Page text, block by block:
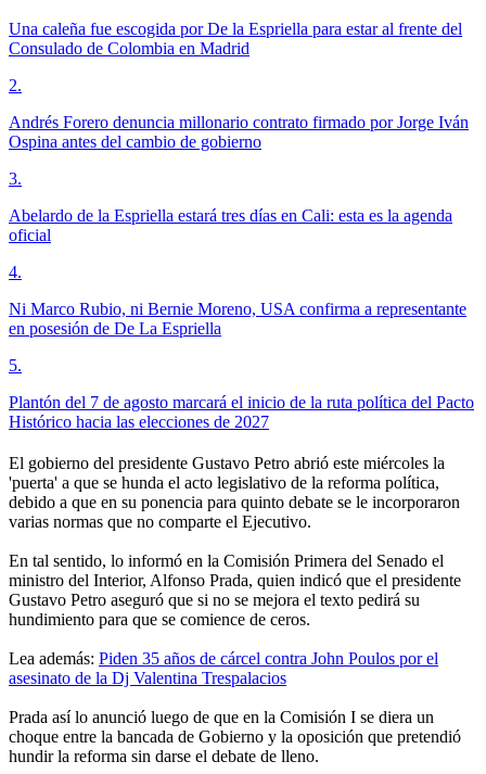
Una caleña fue escogida por De la Espriella para estar al frente del
Consulado de Colombia en Madrid
2.
Andrés Forero denuncia millonario contrato firmado por Jorge Iván
Ospina antes del cambio de gobierno
3.
Abelardo de la Espriella estará tres días en Cali: esta es la agenda
oficial
4.
Ni Marco Rubio, ni Bernie Moreno, USA confirma a representante
en posesión de De La Espriella
5.
Plantón del 7 de agosto marcará el inicio de la ruta política del Pacto
Histórico hacia las elecciones de 2027
El gobierno del presidente Gustavo Petro abrió este miércoles la
'puerta' a que se hunda el acto legislativo de la reforma política,
debido a que en su ponencia para quinto debate se le incorporaron
varias normas que no comparte el Ejecutivo.
En tal sentido, lo informó en la Comisión Primera del Senado el
ministro del Interior, Alfonso Prada, quien indicó que el presidente
Gustavo Petro aseguró que si no se mejora el texto pedirá su
hundimiento para que se comience de ceros.
Lea además: Piden 35 años de cárcel contra John Poulos por el
asesinato de la Dj Valentina Trespalacios
Prada así lo anunció luego de que en la Comisión I se diera un
choque entre la bancada de Gobierno y la oposición que pretendió
hundir la reforma sin darse el debate de lleno.